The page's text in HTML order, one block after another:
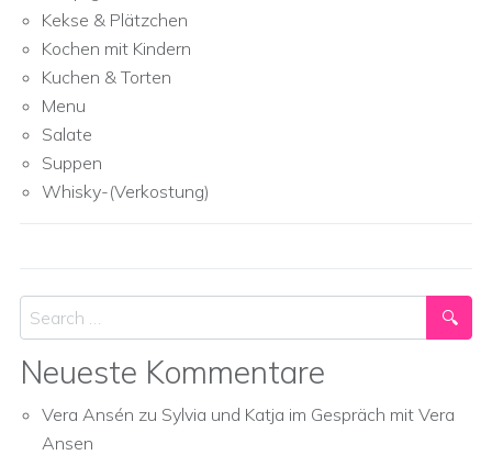
Kekse & Plätzchen
Kochen mit Kindern
Kuchen & Torten
Menu
Salate
Suppen
Whisky-(Verkostung)
Search
Neueste Kommentare
Vera Ansén zu Sylvia und Katja im Gespräch mit Vera
Ansen